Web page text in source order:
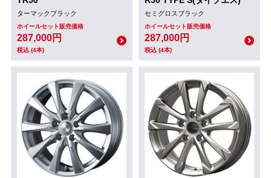
ターマックブラック
ホイールセット販売価格
287,000円
税込 (4本)
セミグロスブラック
ホイールセット販売価格
287,000円
税込 (4本)